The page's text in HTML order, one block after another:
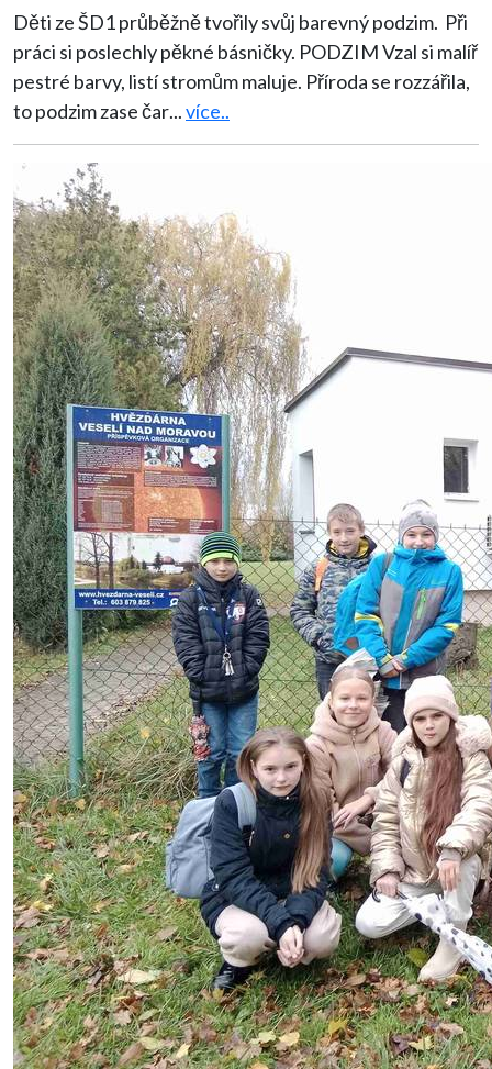
Děti ze ŠD1 průběžně tvořily svůj barevný podzim. Při
práci si poslechly pěkné básničky. PODZIM Vzal si malíř
pestré barvy, listí stromům maluje. Příroda se rozzářila,
to podzim zase čar...více..